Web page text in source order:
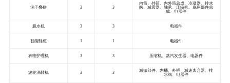
洗干叠拼 3 3
内筒、外筒、内外筒总成、冷凝器、排水
阀、减震器、轴承、压缩机、底座部件总
成、电器件
脱水机 3 3 电器件
智能鞋柜 1 1 电器件
衣物护理机 3 3 压缩机、蒸汽发生器、电器件
波轮洗鞋机 3 3
减振部件、内桶、外桶、减速离合器、排
水阀、电器件